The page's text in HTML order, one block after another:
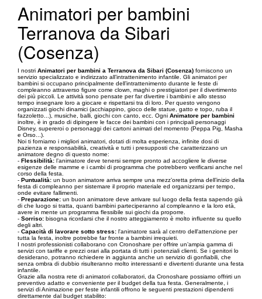
Animatori per bambini
Terranova da Sibari
(Cosenza)
I nostri Animatori per bambini a Terranova da Sibari (Cosenza) forniscono un
servizio specializzato e indirizzato all’intrattenimento infantile. Gli animatori per
bambini si occupano principalmente dell’intrattenimento durante le feste di
compleanno attraverso figure come clown, maghi o prestigiatori per il divertimento
dei più piccoli. Le attività sono pensate per far divertire i bambini e allo stesso
tempo insegnare loro a giocare e rispettarsi tra di loro. Per questo vengono
organizzati giochi dinamici (acchiappino, gioco delle statue, gatto e topo, ruba il
fazzoletto...), musiche, balli, giochi con canto, ecc. Ogni Animatore per bambini
inoltre, è in grado di dipingere le facce dei bambini con i principali personaggi
Disney, supereroi o personaggi dei cartoni animati del momento (Peppa Pig, Masha
e Orso...).
Noi ti forniamo i migliori animatori, dotati di molta esperienza, infinite dosi di
pazienza e responsabilità, creatività e tutti i presupposti che caratterizzano un
animatore degno di questo nome:
- Flessibilità: l’animatore deve tenersi sempre pronto ad accogliere le diverse
esigenze delle mamme e i cambi di programma che potrebbero verificarsi anche nel
corso della festa.
- Puntualità: un buon animatore arriva sempre una mezz’oretta prima dell’inizio della
festa di compleanno per sistemare il proprio materiale ed organizzarsi per tempo,
onde evitare fallimenti.
- Preparazione: un buon animatore deve arrivare sul luogo della festa sapendo già
di che luogo si tratta, quanti bambini parteciperanno al compleanno e la loro età,
avere in mente un programma flessibile sui giochi da proporre.
- Sorriso: bisogna ricordarsi che il nostro atteggiamento è molto influente su quello
degli altri.
- Capacità di lavorare sotto stress: l'animatore sarà al centro dell'attenzione per
tutta la festa, inoltre potrebbe far fronte a bambini irrequieti.
I nostri professionisti collaborano con Cronoshare per offrire un’ampia gamma di
servizi con tariffe e prezzi orari alla portata di tutti i potenziali clienti. Se i genitori lo
desiderano, potranno richiedere in aggiunta anche un servizio di gonfiabili, che
senza ombra di dubbio risulteranno molto interessanti e divertenti durante una festa
infantile.
Grazie alla nostra rete di animatori collaboratori, da Cronoshare possiamo offrirti un
preventivo adatto e conveniente per il budget della tua festa. Generalmente, i
servizi di Animazione per feste infantili offrono le seguenti prestazioni dipendenti
direttamente dal budget stabilito: